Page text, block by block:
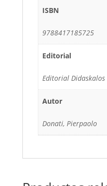
ISBN
9788417185725
Editorial
Editorial Didaskalos
Autor
Donati, Pierpaolo